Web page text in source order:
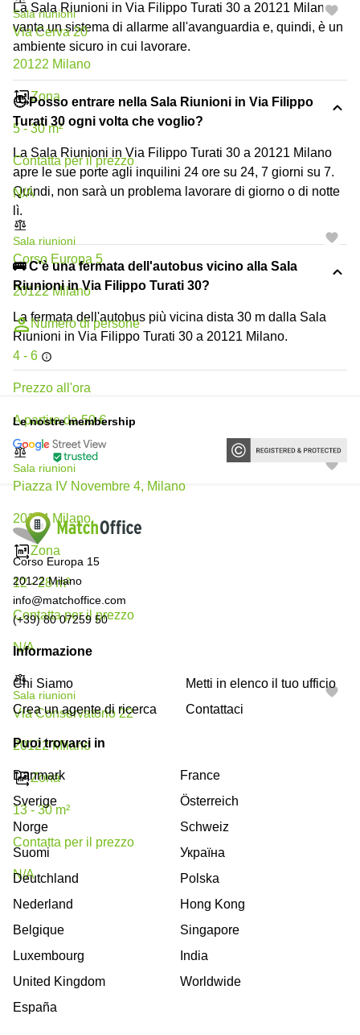
Sala riunioni
Via Cerva 20
20122 Milano
Zona
5 - 30 m²
Сontatta per il prezzo
N/A
Sala riunioni
Corso Europa 5
20122 Milano
Numero di persone
4 - 6
Prezzo all'ora
A partire da 50 €
Sala riunioni
Piazza IV Novembre 4, Milano
20124 Milano
Zona
12 - 28 m²
Сontatta per il prezzo
N/A
Sala riunioni
Via Conservatorio 22
20122 Milano
Zona
13 - 30 m²
Сontatta per il prezzo
N/A
La Sala Riunioni in Via Filippo Turati 30 a 20121 Milano
vanta un sistema di allarme all'avanguardia e, quindi, è un
ambiente sicuro in cui lavorare.
🕓 Posso entrare nella Sala Riunioni in Via Filippo
Turati 30 ogni volta che voglio?
La Sala Riunioni in Via Filippo Turati 30 a 20121 Milano
apre le sue porte agli inquilini 24 ore su 24, 7 giorni su 7.
Quindi, non sarà un problema lavorare di giorno o di notte
lì.
🚌 C'è una fermata dell'autobus vicino alla Sala
Riunioni in Via Filippo Turati 30?
La fermata dell'autobus più vicina dista 30 m dalla Sala
Riunioni in Via Filippo Turati 30 a 20121 Milano.
Le nostre membership
Corso Europa 15
20122 Milano
info@matchoffice.com
(+39) 80 07259 50
Informazione
Chi Siamo
Crea un agente di ricerca
Metti in elenco il tuo ufficio
Contattaci
Puoi trovarci in
Danmark
Sverige
Norge
Suomi
Deutchland
Nederland
Belgique
Luxembourg
United Kingdom
España
France
Österreich
Schweiz
Україна
Polska
Hong Kong
Singapore
India
Worldwide